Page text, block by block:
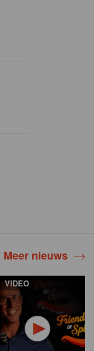
Meer nieuws
VIDEO